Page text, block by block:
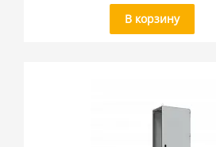
В корзину